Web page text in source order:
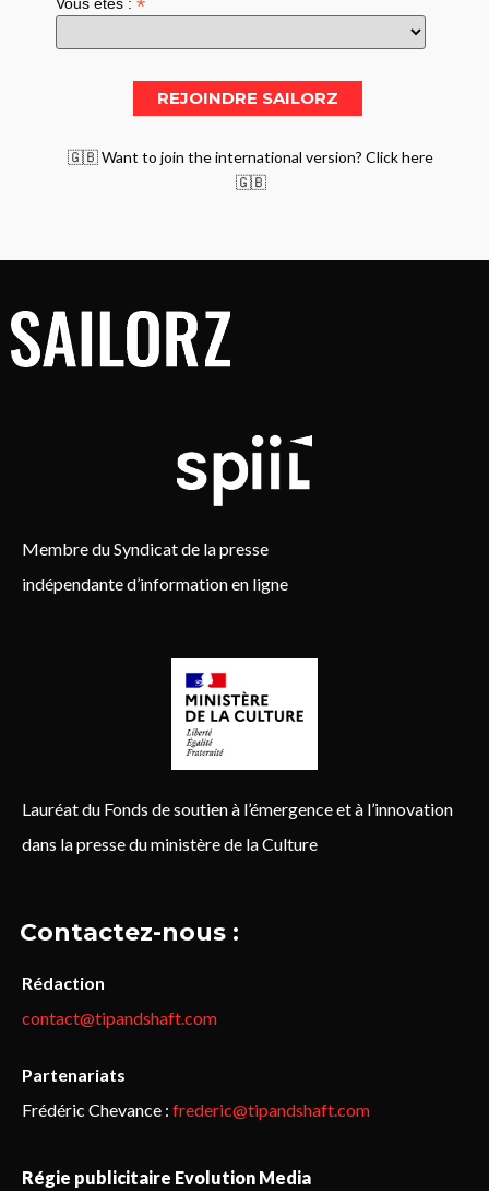
*
🇬🇧 Want to join the international version? Click here
🇬🇧
Membre du Syndicat de la presse
indépendante d’information en ligne
Lauréat du Fonds de soutien à l’émergence et à l’innovation
dans la presse du ministère de la Culture
Contactez-nous :
Rédaction
contact@tipandshaft.com
Partenariats
Frédéric Chevance : frederic@tipandshaft.com
Régie publicitaire Evolution Media